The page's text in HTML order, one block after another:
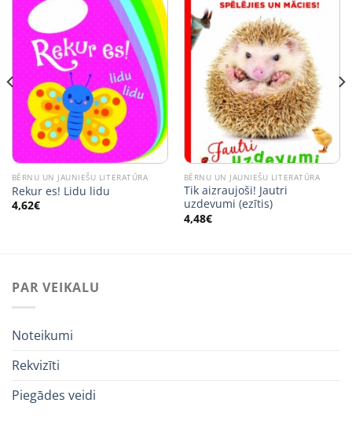
BĒRNU UN JAUNIEŠU LITERATŪRA
Rekur es! Lidu lidu
4,62€
BĒRNU UN JAUNIEŠU LITERATŪRA
Tik aizraujoši! Jautri
uzdevumi (ezītis)
4,48€
PAR VEIKALU
Noteikumi
Rekvizīti
Piegādes veidi